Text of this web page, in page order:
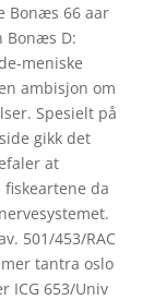
Bonæs 66 aar
Bonæs D:
meniske
ambisjon om
Spesielt på
gikk det
at
da
501/453/RAC
tantra oslo
ICG 653/Univ